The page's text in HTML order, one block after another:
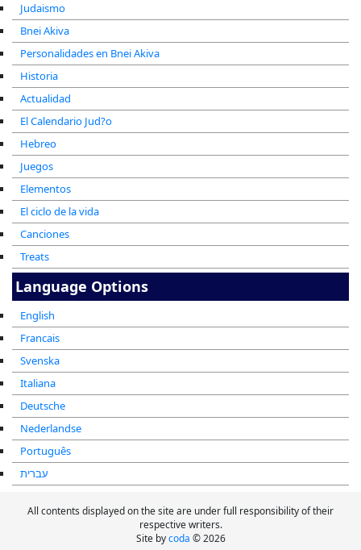
Judaismo
Bnei Akiva
Personalidades en Bnei Akiva
Historia
Actualidad
El Calendario Jud?o
Hebreo
Juegos
Elementos
El ciclo de la vida
Canciones
Treats
Language Options
English
Francais
Svenska
Italiana
Deutsche
Nederlandse
Português
עברית
All contents displayed on the site are under full responsibility of their
respective writers.
Site bycoda © 2026